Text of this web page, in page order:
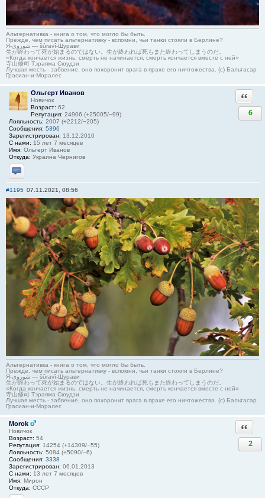
Альтернативка - книга о том, что могло бы быть.
Прежде, чем писать альтернативку - вспомни, чьи танки стояли в Берлине?
Я-شوروی — šûravî-Шурави
生が終わって死が始まるのではない。生が終われば死もまた終わってしまうのだ。
«Когда кончается жизнь, смерть не начинается, смерть кончается вместе с ней»
寺山修司 Тэраяма Сюудзи
Лучшая месть - забвение, оно похоронит врага в прахе его ничтожества. (с) Бальтасар
Грасиан-и-Моралес
Ольгерт Иванов
Новичок
Возраст: 62
Репутация: 24906 (+25005/−99)
Лояльность: 2007 (+2212/−205)
Сообщения: 5396
Зарегистрирован: 13.12.2010
С нами: 15 лет 7 месяцев
Имя: Ольгерт Иванов
Откуда: Украина Чернигов
Отправить личное сообщение
6
#1195 07.11.2021, 08:56
Альтернативка - книга о том, что могло бы быть.
Прежде, чем писать альтернативку - вспомни, чьи танки стояли в Берлине?
Я-شوروی — šûravî-Шурави
生が終わって死が始まるのではない。生が終われば死もまた終わってしまうのだ。
«Когда кончается жизнь, смерть не начинается, смерть кончается вместе с ней»
寺山修司 Тэраяма Сюудзи
Лучшая месть - забвение, оно похоронит врага в прахе его ничтожества. (с) Бальтасар
Грасиан-и-Моралес
Morok
Новичок
Возраст: 54
Репутация: 14254 (+14309/−55)
Лояльность: 5084 (+5090/−6)
Сообщения: 3338
Зарегистрирован: 06.01.2013
С нами: 13 лет 7 месяцев
Имя: Мирон
Откуда: СССР
2